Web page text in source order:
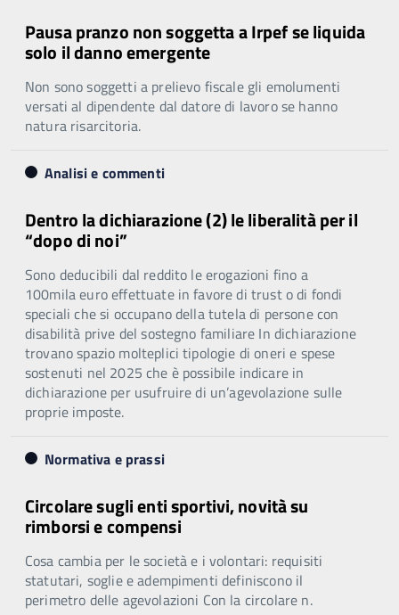
Pausa pranzo non soggetta a Irpef se liquida
solo il danno emergente
Non sono soggetti a prelievo fiscale gli emolumenti
versati al dipendente dal datore di lavoro se hanno
natura risarcitoria.
Analisi e commenti
Dentro la dichiarazione (2) le liberalità per il
“dopo di noi”
Sono deducibili dal reddito le erogazioni fino a
100mila euro effettuate in favore di trust o di fondi
speciali che si occupano della tutela di persone con
disabilità prive del sostegno familiare In dichiarazione
trovano spazio molteplici tipologie di oneri e spese
sostenuti nel 2025 che è possibile indicare in
dichiarazione per usufruire di un’agevolazione sulle
proprie imposte.
Normativa e prassi
Circolare sugli enti sportivi, novità su
rimborsi e compensi
Cosa cambia per le società e i volontari: requisiti
statutari, soglie e adempimenti definiscono il
perimetro delle agevolazioni Con la circolare n.